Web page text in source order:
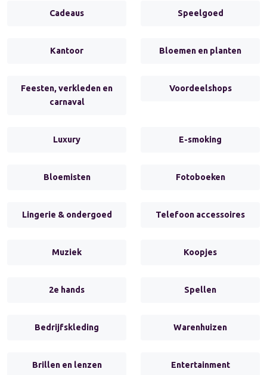
Cadeaus Speelgoed
Kantoor Bloemen en planten
Feesten, verkleden en
carnaval
Voordeelshops
Luxury E-smoking
Bloemisten Fotoboeken
Lingerie & ondergoed Telefoon accessoires
Muziek Koopjes
2e hands Spellen
Bedrijfskleding Warenhuizen
Brillen en lenzen Entertainment